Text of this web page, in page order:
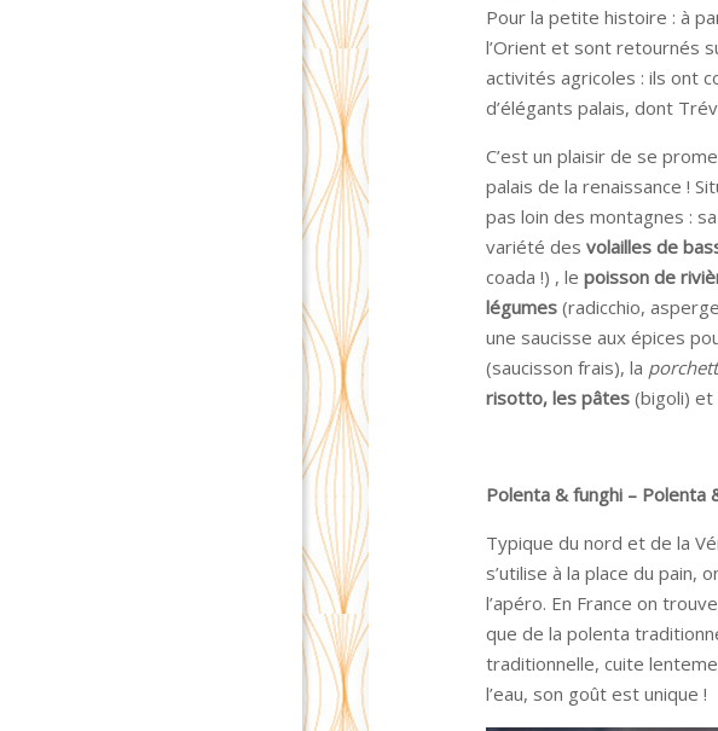
Pour la petite histoire : à
l’Orient et sont retournés
activités agricoles : ils ont
d’élégants palais, dont
C’est un plaisir de se
palais de la renaissance !
pas loin des montagnes :
variété des volailles de
coada !) , le poisson de
légumes(radicchio,
une saucisse aux épices
(saucisson frais), la
risotto, les pâtes(bigoli) et
Polenta & funghi – Polenta
Typique du nord et de la
s’utilise à la place du
l’apéro. En France on
que de la polenta
traditionnelle, cuite
l’eau, son goût est unique !